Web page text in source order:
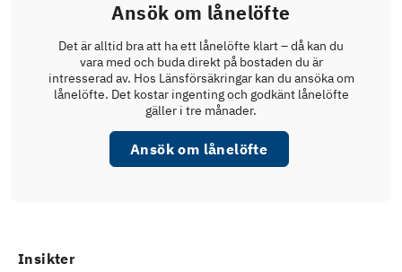
Ansök om lånelöfte
Det är alltid bra att ha ett lånelöfte klart – då kan du
vara med och buda direkt på bostaden du är
intresserad av. Hos Länsförsäkringar kan du ansöka om
lånelöfte. Det kostar ingenting och godkänt lånelöfte
gäller i tre månader.
Ansök om lånelöfte
Insikter